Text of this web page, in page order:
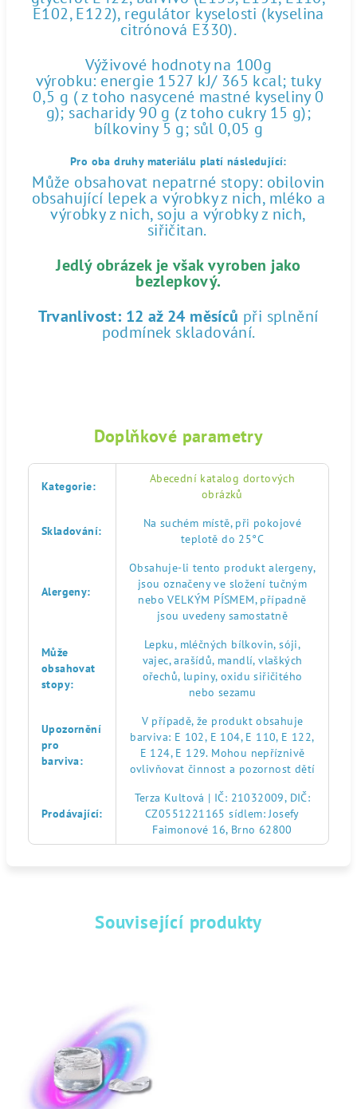
E102, E122), regulátor kyselosti (kyselina
citrónová E330).
Výživové hodnoty na 100g
výrobku: energie 1527 kJ/ 365 kcal; tuky
0,5 g ( z toho nasycené mastné kyseliny 0
g); sacharidy 90 g (z toho cukry 15 g);
bílkoviny 5 g; sůl 0,05 g
Pro oba druhy materiálu platí následující:
Může obsahovat nepatrné stopy: obilovin
obsahující lepek a výrobky z nich, mléko a
výrobky z nich, soju a výrobky z nich,
siřičitan.
Jedlý obrázek je však vyroben jako
bezlepkový.
Trvanlivost: 12 až 24 měsíců při splnění
podmínek skladování.
Doplňkové parametry
Kategorie:
Abecední katalog dortových
obrázků
Skladování:
Na suchém místě, při pokojové
teplotě do 25°C
Alergeny:
Obsahuje-li tento produkt alergeny,
jsou označeny ve složení tučným
nebo VELKÝM PÍSMEM, případně
jsou uvedeny samostatně
Může
obsahovat
stopy:
Lepku, mléčných bílkovin, sóji,
vajec, arašídů, mandlí, vlaškých
ořechů, lupiny, oxidu siřičitého
nebo sezamu
Upozornění
pro
barviva:
V případě, že produkt obsahuje
barviva: E 102, E 104, E 110, E 122,
E 124, E 129. Mohou nepříznivě
ovlivňovat činnost a pozornost dětí
Prodávající:
Terza Kultová | IČ: 21032009, DIČ:
CZ0551221165 sídlem: Josefy
Faimonové 16, Brno 62800
Související produkty